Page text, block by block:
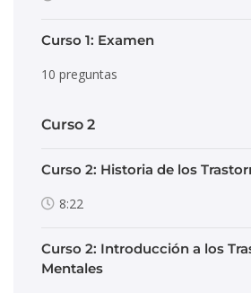
Curso 1: Examen
10 preguntas
Curso 2
Curso 2: Historia de los
8:22
Curso 2: Introducción a los
Mentales